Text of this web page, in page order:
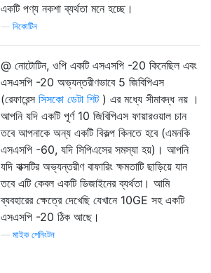
একটি পণ্য নকশা ব্যর্থতা মনে হচ্ছে।
নিকোটিন
@ নোটোটিন, ওপি একটি এসএসপি -20 কিনেছিল এবং
এসএসপি -20 অভ্যন্তরীণভাবে 5 জিবিপিএস
(রেফারেন্স সিসকো ডেটা শিট) এর মধ্যে সীমাবদ্ধ নয় ।
আপনি যদি একটি পূর্ণ 10 জিবিপিএস ফায়ারওয়াল চান
তবে আপনাকে অন্য একটি বিকল্প কিনতে হবে (এমনকি
এসএসপি -60, যদি সিপিএসের সমস্যা হয়)। আপনি
যদি বাক্সটির অভ্যন্তরীণ বাফারিং ক্ষমতাটি ছাড়িয়ে যান
তবে এটি কেবল একটি ডিজাইনের ব্যর্থতা। আমি
ব্যবহারের ক্ষেত্রে দেখেছি যেখানে 10GE সহ একটি
এসএসপি -20 ঠিক আছে।
মাইক পেনিংটন